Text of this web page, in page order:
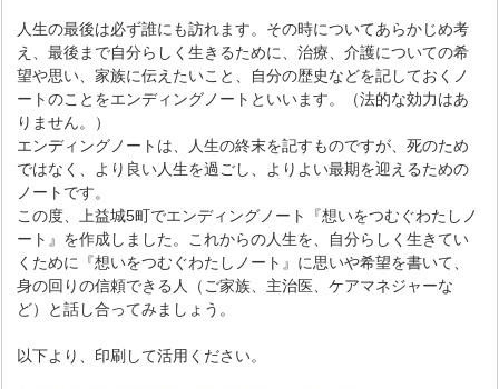
人生の最後は必ず誰にも訪れます。その時についてあらかじめ考
え、最後まで自分らしく生きるために、治療、介護についての希
望や思い、家族に伝えたいこと、自分の歴史などを記しておくノ
ートのことをエンディングノートといいます。（法的な効力はあ
りません。）
エンディングノートは、人生の終末を記すものですが、死のため
ではなく、より良い人生を過ごし、よりよい最期を迎えるための
ノートです。
この度、上益城5町でエンディングノート『想いをつむぐわたしノ
ート』を作成しました。これからの人生を、自分らしく生きてい
くために『想いをつむぐわたしノート』に思いや希望を書いて、
身の回りの信頼できる人（ご家族、主治医、ケアマネジャーな
ど）と話し合ってみましょう。
以下より、印刷して活用ください。